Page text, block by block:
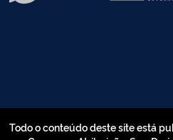
Todo o conteúdo deste site está